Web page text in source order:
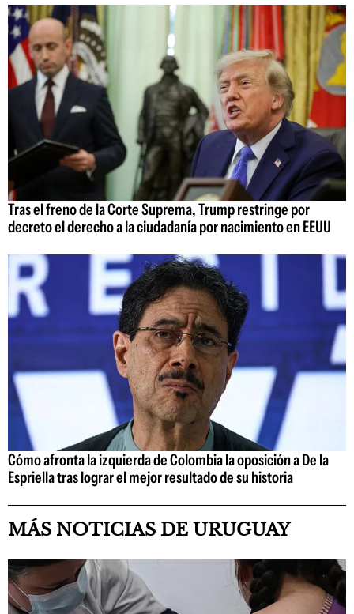
Tras el freno de la Corte Suprema, Trump restringe por
decreto el derecho a la ciudadanía por nacimiento en EEUU
Cómo afronta la izquierda de Colombia la oposición a De la
Espriella tras lograr el mejor resultado de su historia
MÁS NOTICIAS DE URUGUAY